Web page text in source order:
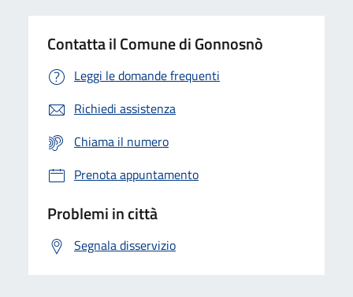
Contatta il Comune di Gonnosnò
Leggi le domande frequenti
Richiedi assistenza
Chiama il numero
Prenota appuntamento
Problemi in città
Segnala disservizio